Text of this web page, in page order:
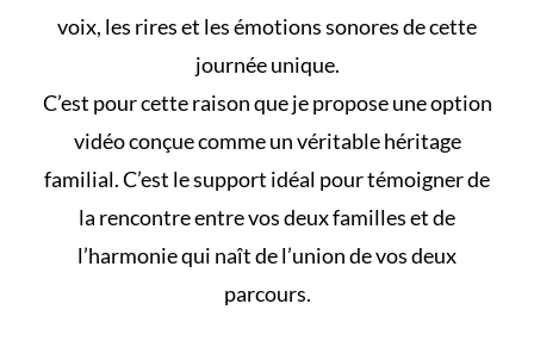
voix, les rires et les émotions sonores de cette
journée unique.
C’est pour cette raison que je propose une option
vidéo conçue comme un véritable héritage
familial. C’est le support idéal pour témoigner de
la rencontre entre vos deux familles et de
l’harmonie qui naît de l’union de vos deux
parcours.